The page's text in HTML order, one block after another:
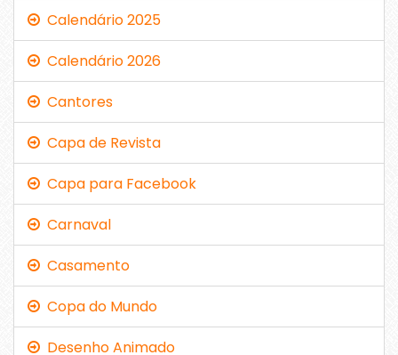
Calendário 2025
Calendário 2026
Cantores
Capa de Revista
Capa para Facebook
Carnaval
Casamento
Copa do Mundo
Desenho Animado